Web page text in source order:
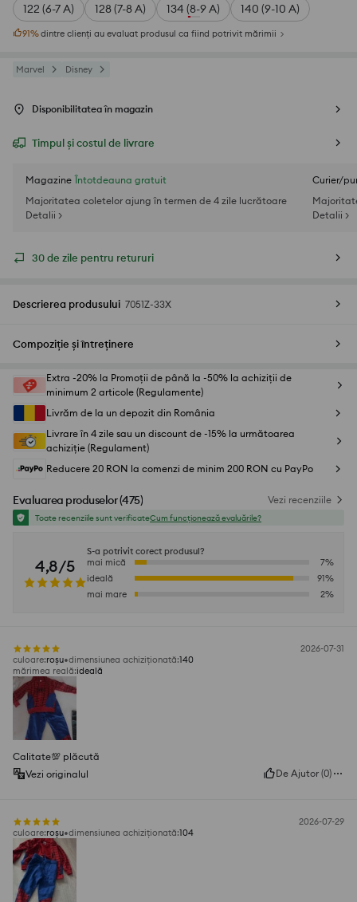
122 (6-7 A)
128 (7-8 A) 134 (8-9 A) 140 (9-10 A)
91%dintre clienți au evaluat produsul ca fiind potrivit mărimii
Marvel Disney
Disponibilitatea în magazin
Timpul și costul de livrare
Magazine Întotdeauna gratuit
Majoritatea coletelor ajung în termen de 4 zile lucrătoare
Detalii >
Curier/
Detalii >
30 de zile pentru retururi
Descrierea produsului 7051Z-33X
Compoziție și întreținere
Extra -20% la Promoții de până la -50% la achiziții de
minimum 2 articole (Regulamente)
Livrăm de la un depozit din România
Livrare în 4 zile sau un discount de -15% la următoarea
achiziție (Regulament)
Reducere 20 RON la comenzi de minim 200 RON cu PayPo
Evaluarea produselor(475) Vezi recenziile
Toate recenziile sunt verificateCum funcționează evaluările?
4,8/5
S-a potrivit corect produsul?
mai mică
7%
ideală
91%
mai mare
2%
2026-07-31
culoare:roșu dimensiunea achiziționată:140
mărimea reală:ideală
Calitate💯 plăcută
Vezi originalul
De Ajutor (0)
2026-07-29
culoare:roșu dimensiunea achiziționată:104